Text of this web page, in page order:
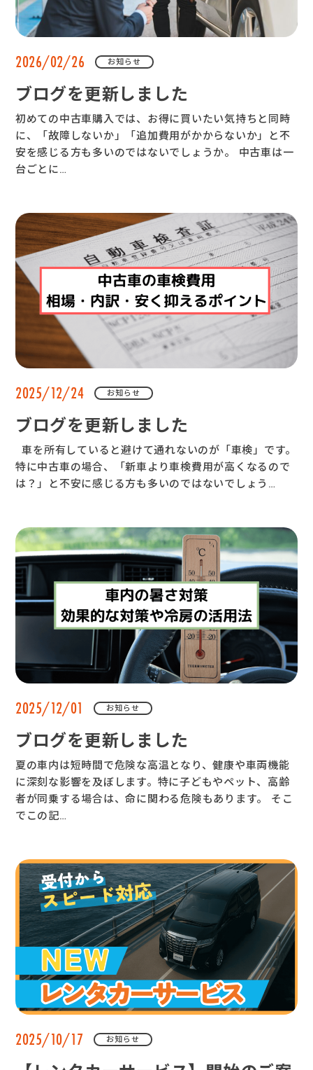
2026/02/26 お知らせ
ブログを更新しました
初めての中古車購入では、お得に買いたい気持ちと同時
に、「故障しないか」「追加費用がかからないか」と不
安を感じる方も多いのではないでしょうか。 中古車は一
台ごとに…
2025/12/24 お知らせ
ブログを更新しました
車を所有していると避けて通れないのが「車検」です。
特に中古車の場合、「新車より車検費用が高くなるので
は？」と不安に感じる方も多いのではないでしょう…
2025/12/01 お知らせ
ブログを更新しました
夏の車内は短時間で危険な高温となり、健康や車両機能
に深刻な影響を及ぼします。特に子どもやペット、高齢
者が同乗する場合は、命に関わる危険もあります。 そこ
でこの記…
2025/10/17 お知らせ